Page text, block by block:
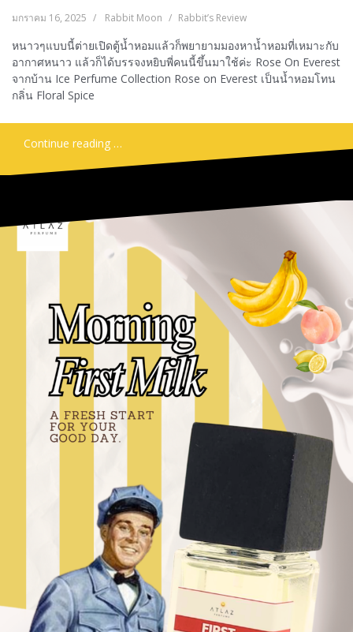
มกราคม 16, 2025 Rabbit Moon Rabbit’s Review
หนาวๆแบบนี้ต่ายเปิดตู้น้ำหอมแล้วก็พยายามมองหาน้ำหอมที่เหมาะกับ
อากาศหนาว แล้วก็ได้บรรจงหยิบพี่คนนี้ขึ้นมาใช้ค่ะ Rose On Everest
จากบ้าน Ice Perfume Collection Rose on Everest เป็นน้ำหอมโทน
กลิ่น Floral Spice
Continue reading …